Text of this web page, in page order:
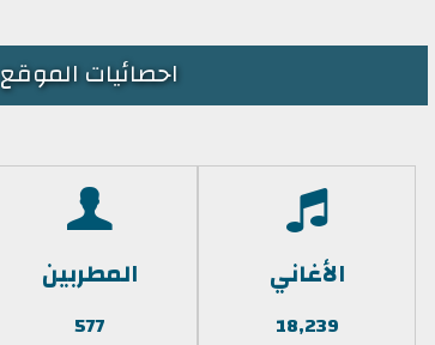
احصائيات الموقع
الأغاني
18,239
المطربين
577